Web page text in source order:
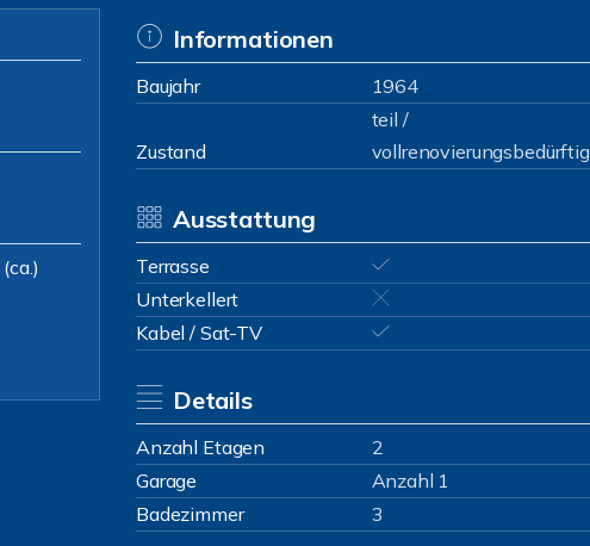
(ca.)
Informationen
Baujahr 1964
Zustand
teil /
vollrenovierungsbedürftig
Ausstattung
Terrasse
Unterkellert
Kabel / Sat-TV
Details
Anzahl Etagen 2
Garage
Anzahl 1
Badezimmer
3